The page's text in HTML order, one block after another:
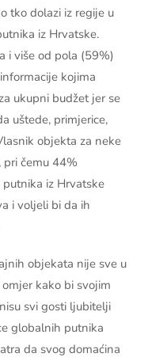
tko dolazi iz regije u
iz Hrvatske.
i više od pola (59%)
kojima
ukupni budžet jer se
uštede, primjerice,
objekta za neke
čemu 44%
iz Hrvatske
i voljeli bi da ih
objekata nije sve u
kako bi svojim
svi gosti ljubitelji
globalnih putnika
da svog domaćina